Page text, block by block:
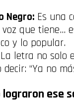
Negro: Es una
que tiene…
y lo popular.
La letra no solo
decir: “Ya no
lograron ese